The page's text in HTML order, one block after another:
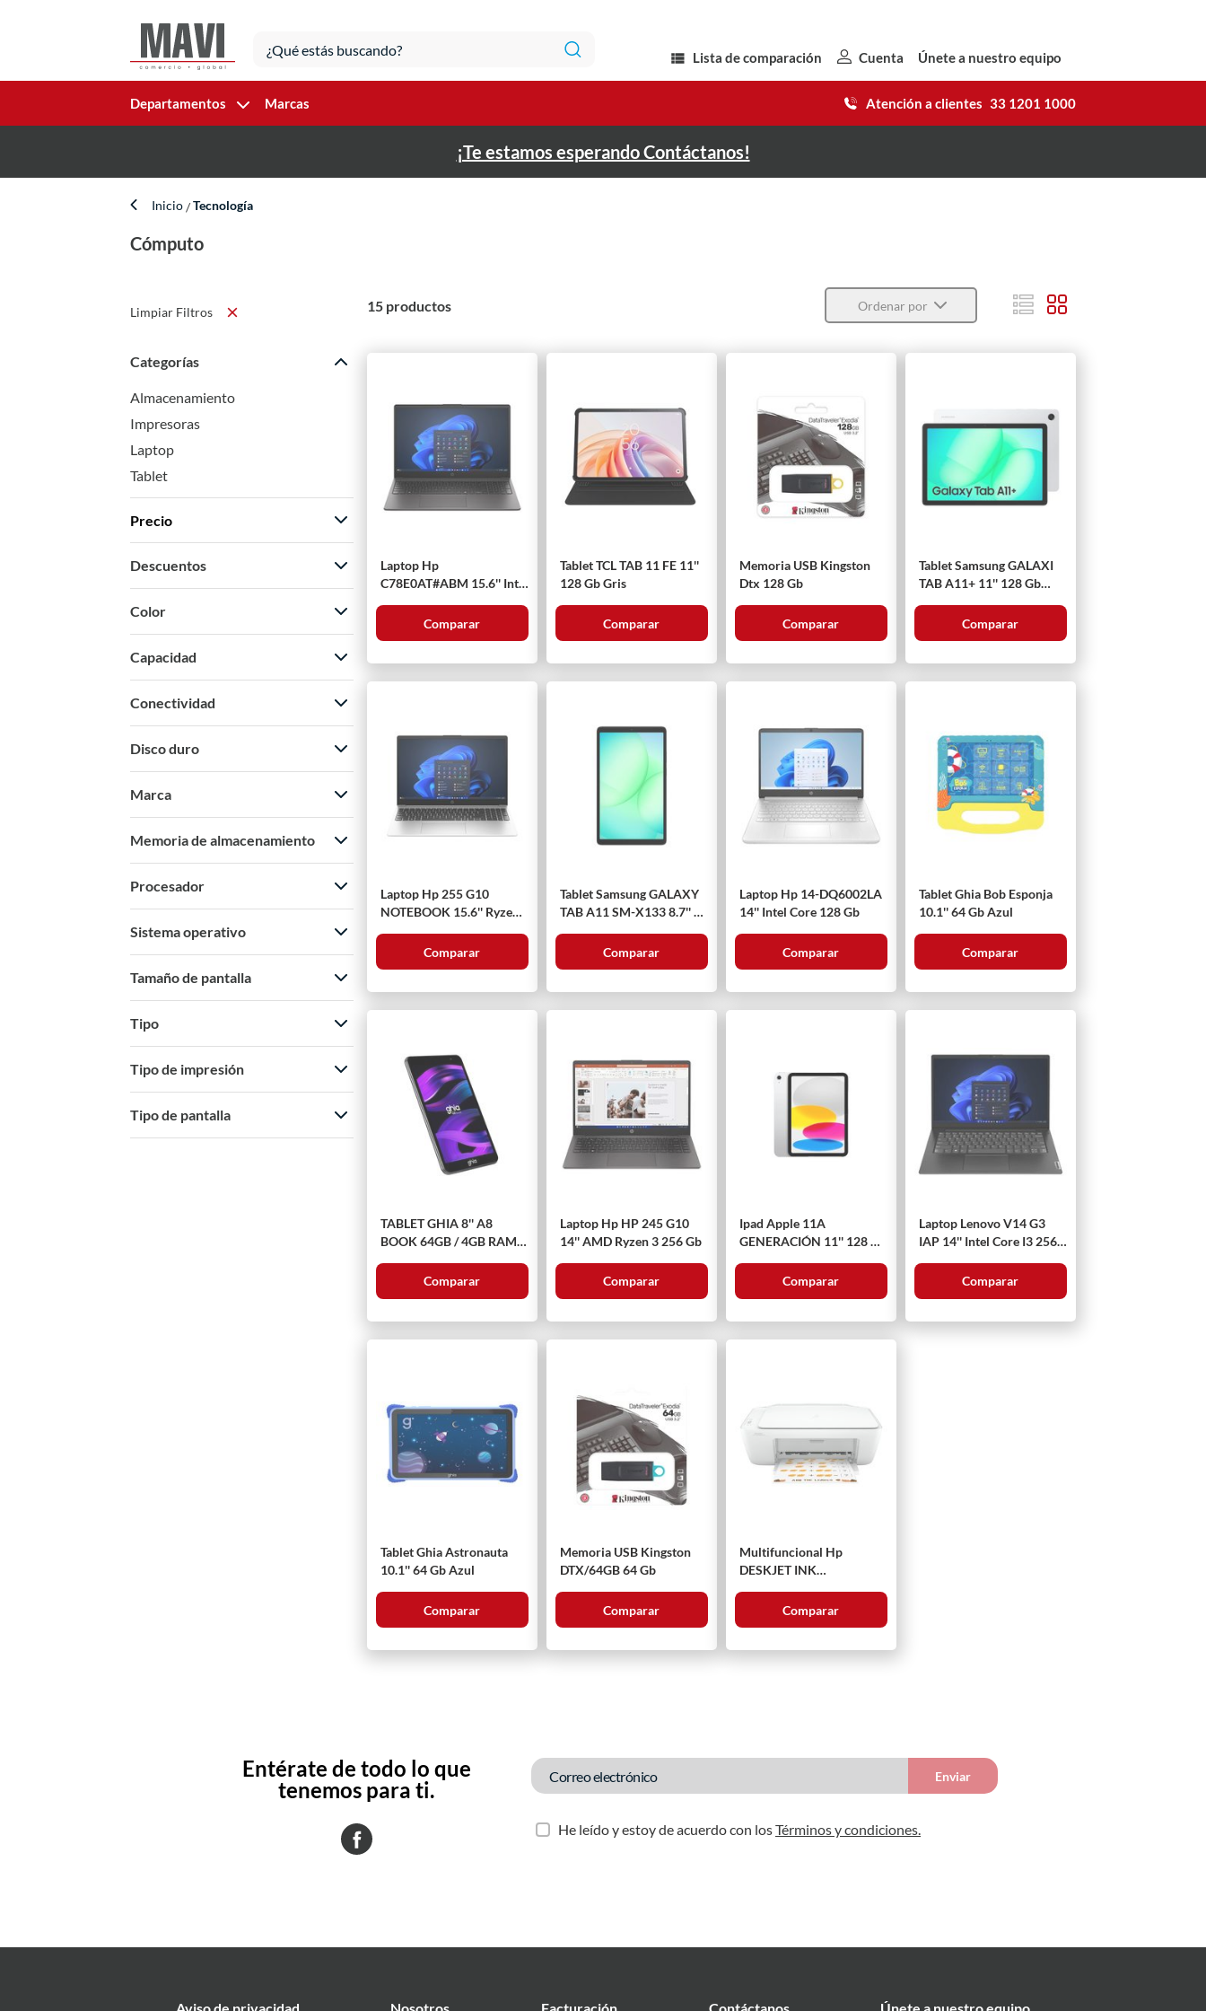
Lista de comparación Cuenta Únete a nuestro equipo
Departamentos Marcas Atención a clientes 33 1201 1000
¡Te estamos esperando Contáctanos!
Inicio Tecnología
Cómputo
Limpiar Filtros
Categorías
Almacenamiento
Impresoras
Laptop
Tablet
Precio
Descuentos
Color
Capacidad
Conectividad
Disco duro
Marca
Memoria de almacenamiento
Procesador
Sistema operativo
Tamaño de pantalla
Tipo
Tipo de impresión
Tipo de pantalla
15 productos Ordenar por
Laptop Hp
C78E0AT#ABM 15.6'' Intel
Comparar
Tablet TCL TAB 11 FE 11''
128 Gb Gris
Comparar
Memoria USB Kingston
Dtx 128 Gb
Comparar
Tablet Samsung GALAXI
TAB A11+ 11'' 128 Gb
Comparar
Laptop Hp 255 G10
NOTEBOOK 15.6'' Ryzen
5 7535u 512 Gb
Comparar
Tablet Samsung GALAXY
TAB A11 SM-X133 8.7'' 64
Gb Gris
Comparar
Laptop Hp 14-DQ6002LA
14'' Intel Core 128 Gb
Comparar
Tablet Ghia Bob Esponja
10.1'' 64 Gb Azul
Comparar
TABLET GHIA 8'' A8
BOOK 64GB / 4GB RAM
Comparar
Laptop Hp HP 245 G10
14'' AMD Ryzen 3 256 Gb
Comparar
Ipad Apple 11A
GENERACIÓN 11'' 128 Gb
Comparar
Laptop Lenovo V14 G3
IAP 14'' Intel Core I3 256
Comparar
Tablet Ghia Astronauta
10.1'' 64 Gb Azul
Comparar
Memoria USB Kingston
DTX/64GB 64 Gb
Comparar
Multifuncional Hp
DESKJET INK
Comparar
Entérate de todo lo que
tenemos para ti.
Enviar
He leído y estoy de acuerdo con losTérminos y condiciones.
Aviso de privacidad Nosotros Facturación Contáctanos Únete a nuestro equipo